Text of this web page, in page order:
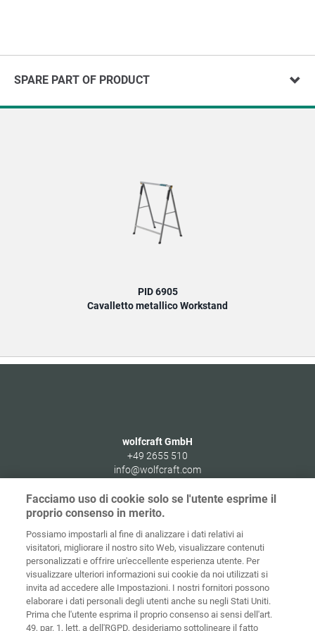
SPARE PART OF PRODUCT
PID 6905
Cavalletto metallico Workstand
wolfcraft GmbH
+49 2655 510
info@wolfcraft.com
56746 Kempenich
Germany
Home Contatti Colofone Tutela dei dati
Politiche sui
Facciamo uso di cookie solo se l'utente esprime il
proprio consenso in merito.
Possiamo impostarli al fine di analizzare i dati relativi ai
visitatori, migliorare il nostro sito Web, visualizzare contenuti
personalizzati e offrire un'eccellente esperienza utente. Per
visualizzare ulteriori informazioni sui cookie da noi utilizzati si
invita ad accedere alle Impostazioni. I nostri fornitori possono
elaborare i dati personali degli utenti anche su negli Stati Uniti.
Prima che l'utente esprima il proprio consenso ai sensi dell'art.
49, par. 1, lett. a dell'RGPD, desideriamo sottolineare il fatto